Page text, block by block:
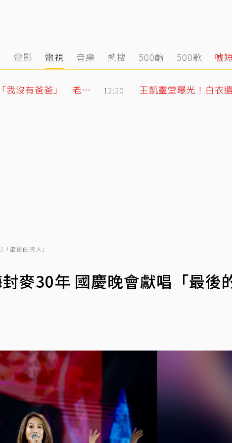
電影 電視 音樂 熱搜 500齣 500歌 噓
明金成走後第4個父親節！龍鳳胎兒吐「我沒有爸爸」 老師暖回一句話全網鼻酸 12:20 王凱靈堂曝光！白衣
最後的戀人」
麥30年 國慶晚會獻唱「最後